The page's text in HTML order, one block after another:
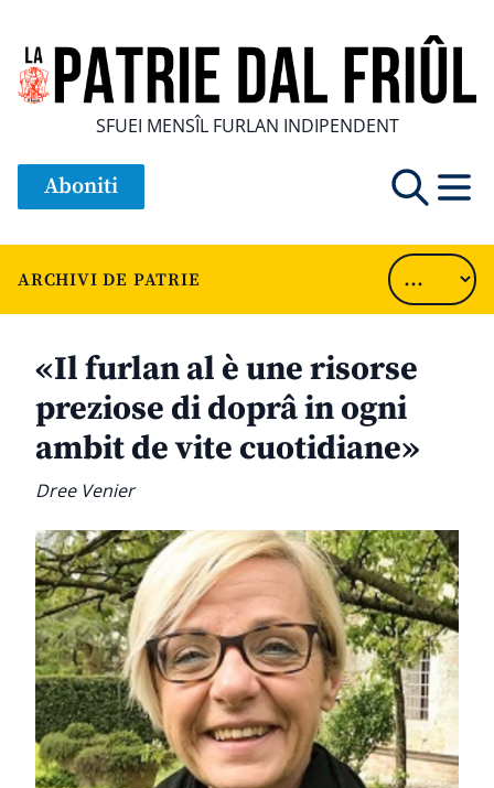
SFUEI MENSÎL FURLAN INDIPENDENT
Aboniti
ARCHIVI DE PATRIE
«Il furlan al è une risorse
preziose di doprâ in ogni
ambit de vite cuotidiane»
Dree Venier